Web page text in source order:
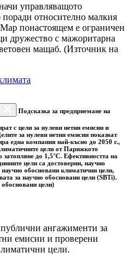
управляващото
относително малкия
понастоящем е ограничен
дружество с мажоритарна
мащаб. (Източник на
Подсказка за предприемане на
с цели за нулеви нетни емисии и
за нулеви нетни емисии показват
една компания най-късно до 2050 г.,
цели от Парижкото
до 1,5°C. Ефективността на
цели са достоверни, научно
обосновани климатични цели,
за научно обосновани цели (SBTi).
цели)
ангажименти за
емисии и проверени
цели.